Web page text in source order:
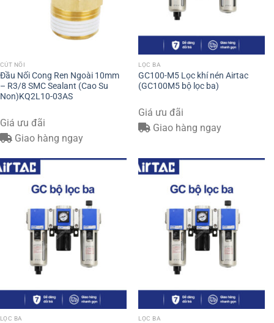
CÚT NỐI
Đầu Nối Cong Ren Ngoài 10mm
– R3/8 SMC Sealant (Cao Su
Non)KQ2L10-03AS
Giá ưu đãi
Giao hàng ngay
LỌC BA
GC100-M5 Lọc khí nén Airtac
(GC100M5 bộ lọc ba)
Giá ưu đãi
Giao hàng ngay
LỌC BA LỌC BA